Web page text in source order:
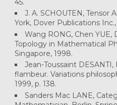
45.
J. A. SCHOUTEN, Tensor
York, Dover Publications
Wang RONG, Chen
Topology in Mathematical
Singapore, 1998.
Jean-Toussaint
flambeur. Variations
1999, p. 138.
Sanders Mac LANE,